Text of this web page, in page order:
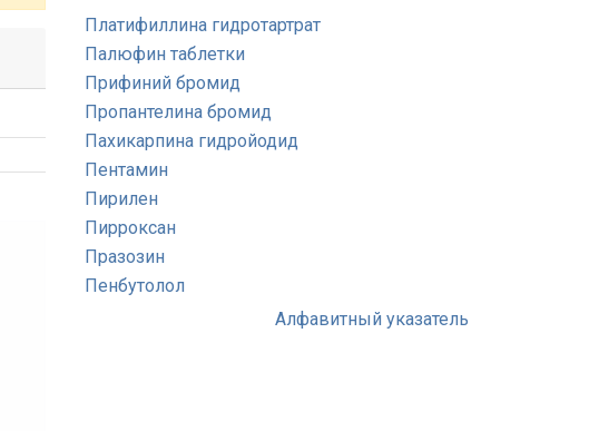
Платифиллина гидротартрат
Палюфин таблетки
Прифиний бромид
Пропантелина бромид
Пахикарпина гидройодид
Пентамин
Пирилен
Пирроксан
Празозин
Пенбутолол
Алфавитный указатель